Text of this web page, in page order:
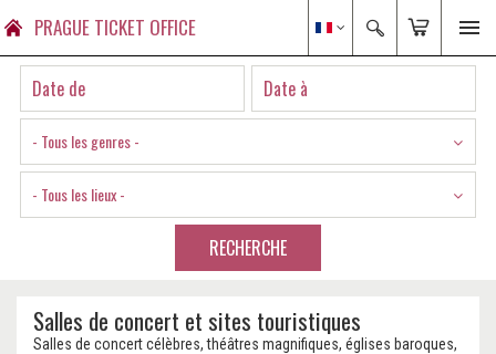
PRAGUE TICKET OFFICE
- Tous les genres -
- Tous les lieux -
RECHERCHE
Salles de concert et sites touristiques
Salles de concert célèbres, théâtres magnifiques, églises baroques,